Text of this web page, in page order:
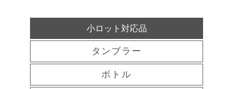
小ロット対応品
タンブラー
ボトル